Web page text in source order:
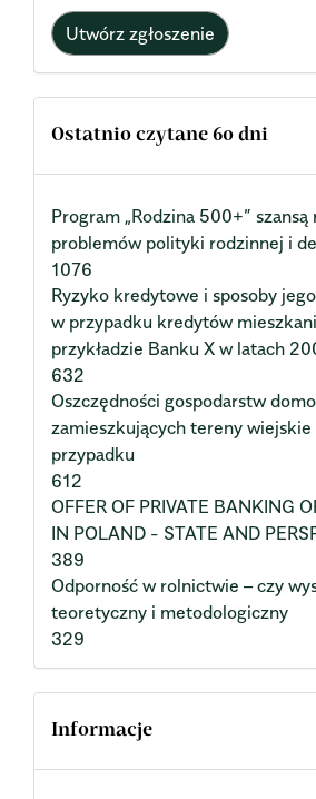
Utwórz zgłoszenie
Ostatnio czytane 60 dni
Program „Rodzina 500+” szansą
problemów polityki rodzinnej i
1076
Ryzyko kredytowe i sposoby
w przypadku kredytów
przykładzie Banku X w latach
632
Oszczędności gospodarstw
zamieszkujących tereny
przypadku
612
OFFER OF PRIVATE BANKING
IN POLAND - STATE AND
389
Odporność w rolnictwie – czy
teoretyczny i metodologiczny
329
Informacje